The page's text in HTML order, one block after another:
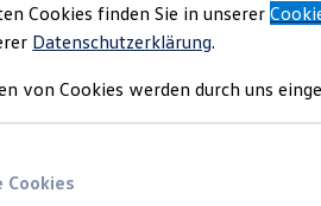
und Gebrauchtwagen
Cookies finden Sie in unserer
Datenschutzerklärung.
von Cookies werden durch uns
Cookies